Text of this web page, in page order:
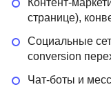
Контент-
странице),
Социальные
conversion
Чат-боты и